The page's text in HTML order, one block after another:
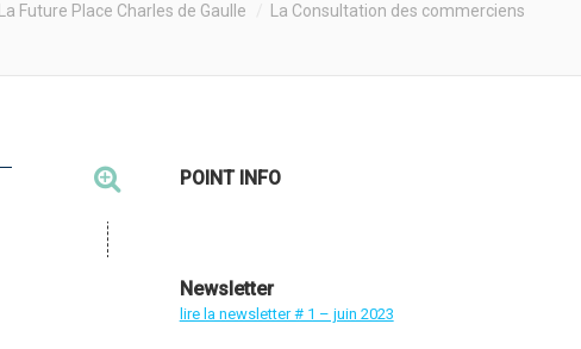
La Future Place Charles de Gaulle La Consultation des commerciens
POINT INFO
Newsletter
lire la newsletter # 1 – juin 2023